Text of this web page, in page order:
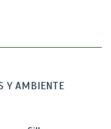
Y AMBIENTE